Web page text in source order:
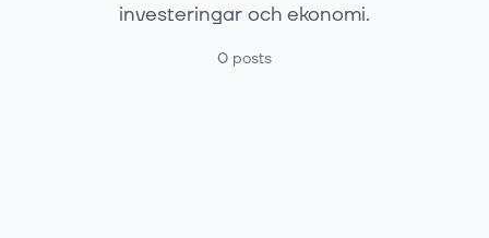
investeringar och ekonomi.
0 posts